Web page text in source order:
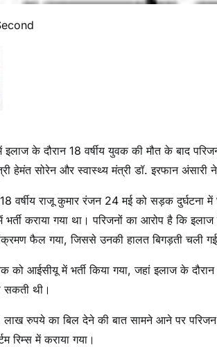
जी
क
त
प
वा
ला
के दौरान 18 वर्षीय युवक की मौत के बाद
हेमंत सोरेन और स्वास्थ्य मंत्री डॉ. इरफान
18 वर्षीय राजू कुमार रंजन 24 मई को सड़क
कराया गया था। परिजनों का आरोप है कि
फैल गया, जिससे उनकी हालत बिगड़ती चली
को आईसीयू में भर्ती किया गया, जहां इलाज के
सकती थी।
लाख रुपये का बिल देने की बात सामने आने पर
रिम्स में कराया गया।